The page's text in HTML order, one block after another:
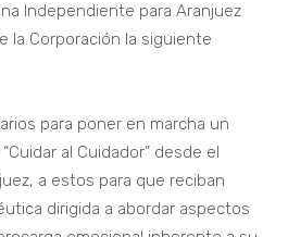
Independiente para Aranjuez
la Corporación la siguiente
para poner en marcha un
al Cuidador” desde el
a estos para que reciban
dirigida a abordar aspectos